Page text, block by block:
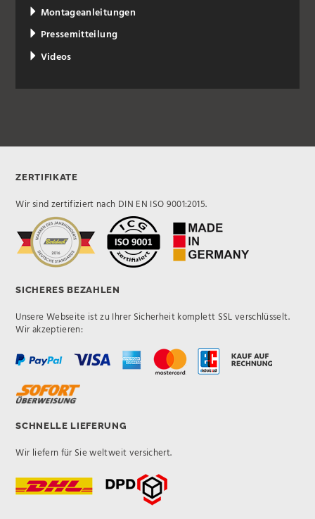
Montageanleitungen
Pressemitteilung
Videos
ZERTIFIKATE
Wir sind zertifiziert nach DIN EN ISO 9001:2015.
SICHERES BEZAHLEN
Unsere Webseite ist zu Ihrer Sicherheit komplett SSL verschlüsselt.
Wir akzeptieren:
SCHNELLE LIEFERUNG
Wir liefern für Sie weltweit versichert.